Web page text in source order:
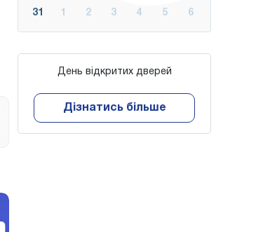
31 1 2 3 4 5 6
День відкритих дверей
Дізнатись більше